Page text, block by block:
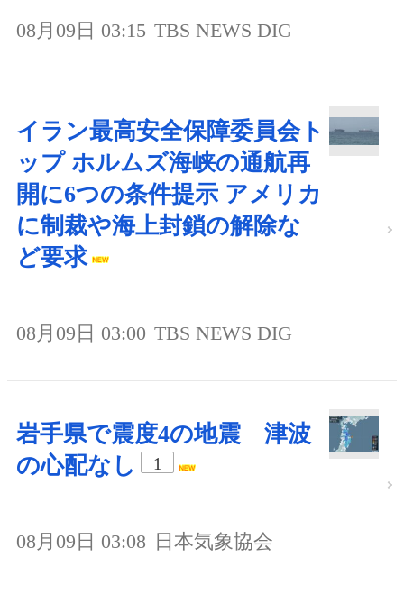
08月09日 03:15 TBS NEWS DIG
イラン最高安全保障委員会ト
ップ ホルムズ海峡の通航再
開に6つの条件提示 アメリカ
に制裁や海上封鎖の解除な
ど要求
08月09日 03:00 TBS NEWS DIG
岩手県で震度4の地震 津波
の心配なし
1
08月09日 03:08 日本気象協会